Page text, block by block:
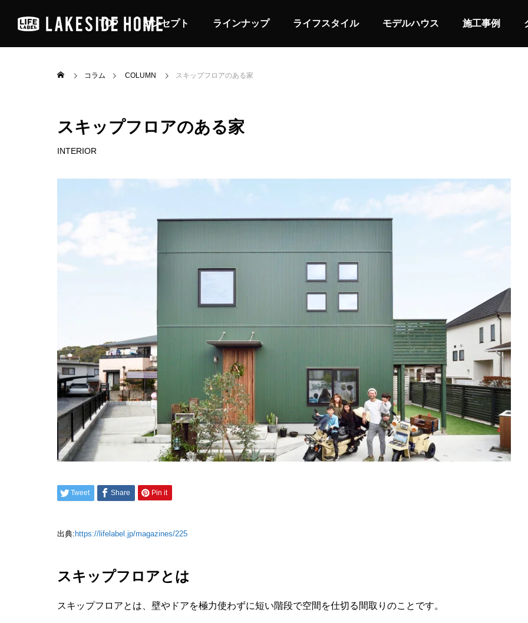
TOP コンセプト ラインナップ ライフスタイル モデルハウス 施工事例
LIFE STYLE
コラム COLUMN スキップフロアのある家
スキップフロアのある家
INTERIOR
Tweet Share Pin it
出典: https://lifelabel.jp/magazines/225
スキップフロアとは
スキップフロアとは、壁やドアを極力使わずに短い階段で空間を仕切る間取りのことです。